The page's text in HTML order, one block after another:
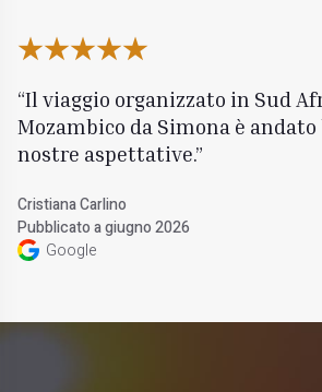
Il viaggio organizzato in Sud
Mozambico da Simona è
nostre aspettative.
Cristiana Carlino
Pubblicato a giugno 2026
Google